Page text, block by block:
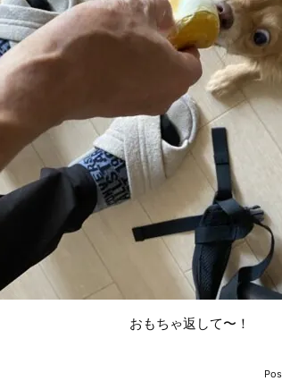
おもちゃ返して〜！